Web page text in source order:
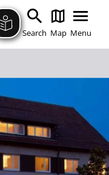
springen
springen
springen
Search Map Menu